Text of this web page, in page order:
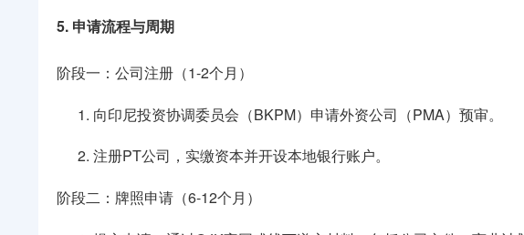
5. 申请流程与周期
阶段一：公司注册（1-2个月）
向印尼投资协调委员会（BKPM）申请外资公司（PMA）预审。
注册PT公司，实缴资本并开设本地银行账户。
阶段二：牌照申请（6-12个月）